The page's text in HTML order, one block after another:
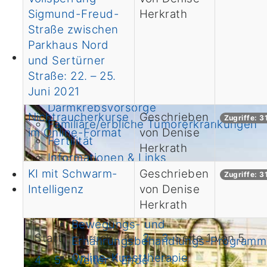
Immuntherapie
Unterstützende Therapien & Angebote
Onkologische Fachpflege
Prävention
Ernährung
Bewegung
Darmkrebsvorsorge
Familiäre/erbliche Tumorerkrankungen
Fertilität
Informationen & Links
Forschung
Institute
Klinische Studien
Bewegungs- und
Ernährungsbehandlungs-Programm
Online-Kunsttherapie
Sigmund-Freud-
Straße zwischen
Parkhaus Nord
und Sertürner
Straße: 22. – 25.
Juni 2021
Herkrath
Nichtraucherkurse
im Online-Format
Geschrieben
von Denise
Herkrath
Zugriffe:
KI mit Schwarm-
Intelligenz
Geschrieben
von Denise
Herkrath
Zugriffe:
Seite 1 von 5
Start Zurück 1 2
3
4
5 Weiter Ende